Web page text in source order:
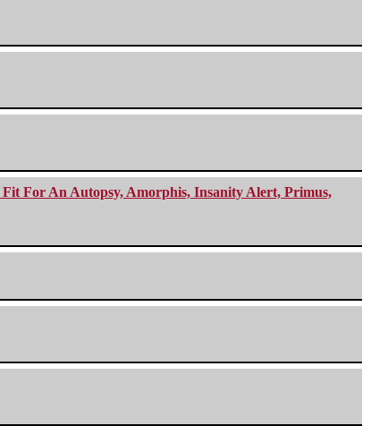
For An Autopsy, Amorphis, Insanity Alert, Primus,